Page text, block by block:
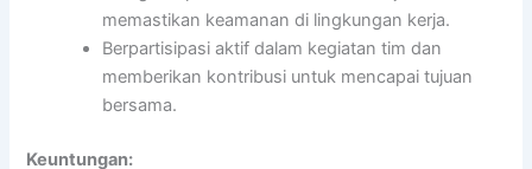
memastikan keamanan di lingkungan kerja.
Berpartisipasi aktif dalam kegiatan tim dan
memberikan kontribusi untuk mencapai tujuan
bersama.
Keuntungan: